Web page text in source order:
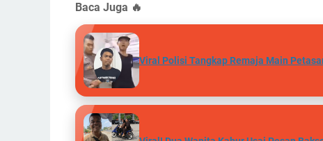
Baca Juga 🔥
Viral Polisi Tangkap Remaja Main